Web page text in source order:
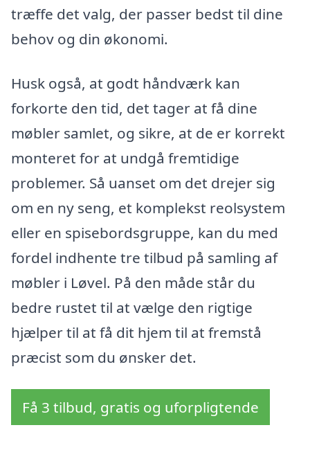
træffe det valg, der passer bedst til dine
behov og din økonomi.
Husk også, at godt håndværk kan
forkorte den tid, det tager at få dine
møbler samlet, og sikre, at de er korrekt
monteret for at undgå fremtidige
problemer. Så uanset om det drejer sig
om en ny seng, et komplekst reolsystem
eller en spisebordsgruppe, kan du med
fordel indhente tre tilbud på samling af
møbler i Løvel. På den måde står du
bedre rustet til at vælge den rigtige
hjælper til at få dit hjem til at fremstå
præcist som du ønsker det.
Få 3 tilbud, gratis og uforpligtende